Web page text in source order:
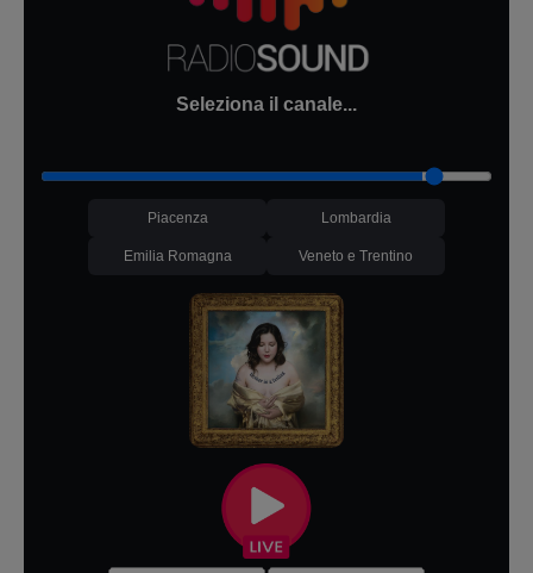
Seleziona il canale...
Piacenza Lombardia
Emilia Romagna Veneto e Trentino